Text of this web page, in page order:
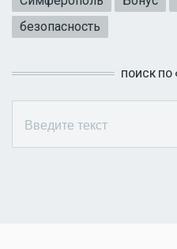
безопасность
ПОИСК ПО